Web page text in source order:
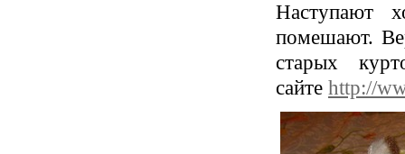
Наступают
помешают.
старых
сайте http://